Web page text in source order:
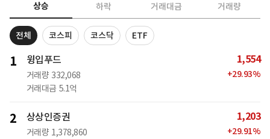
상승 하락 거래대금 거래량
전체 코스피 코스닥 ETF
1 윙입푸드
거래량 332,068
거래대금 5.1억
1,554
+29.93%
2 상상인증권
거래량 1,378,860
1,203
+29.91%